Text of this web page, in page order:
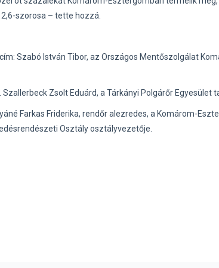
szorosa – tette hozzá.
Szabó István Tibor, az Országos Mentőszolgálat
Zsolt Eduárd, a Tárkányi Polgárőr Egyesület
Farkas Friderika, rendőr alezredes, a Komárom-
Osztály osztályvezetője.